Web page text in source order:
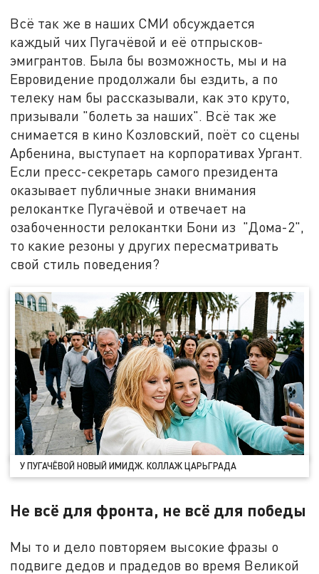
Всё так же в наших СМИ обсуждается
каждый чих Пугачёвой и её отпрысков-
эмигрантов. Была бы возможность, мы и на
Евровидение продолжали бы ездить, а по
телеку нам бы рассказывали, как это круто,
призывали "болеть за наших". Всё так же
снимается в кино Козловский, поёт со сцены
Арбенина, выступает на корпоративах Ургант.
Если пресс-секретарь самого президента
оказывает публичные знаки внимания
релокантке Пугачёвой и отвечает на
озабоченности релокантки Бони из "Дома-2",
то какие резоны у других пересматривать
свой стиль поведения?
У ПУГАЧЁВОЙ НОВЫЙ ИМИДЖ. КОЛЛАЖ ЦАРЬГРАДА
Не всё для фронта, не всё для победы
Мы то и дело повторяем высокие фразы о
подвиге дедов и прадедов во время Великой